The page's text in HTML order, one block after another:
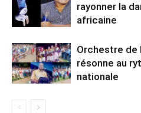
rayonner la
africaine
Orchestre de
résonne au
nationale